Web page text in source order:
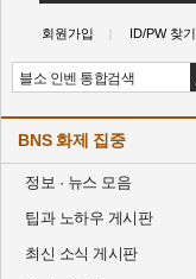
회원가입 ID/PW 찾기
BNS 화제 집중
정보 · 뉴스 모음
팁과 노하우 게시판
최신 소식 게시판